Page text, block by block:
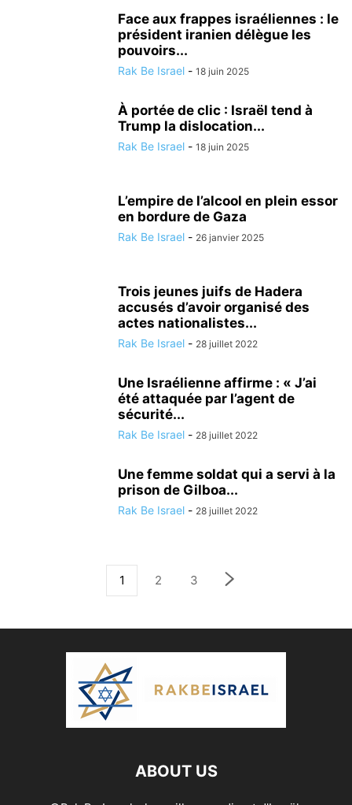
Face aux frappes israéliennes : le
président iranien délègue les
pouvoirs...
Rak Be Israel - 18 juin 2025
À portée de clic : Israël tend à
Trump la dislocation...
Rak Be Israel - 18 juin 2025
L’empire de l’alcool en plein essor
en bordure de Gaza
Rak Be Israel - 26 janvier 2025
Trois jeunes juifs de Hadera
accusés d’avoir organisé des
actes nationalistes...
Rak Be Israel - 28 juillet 2022
Une Israélienne affirme : « J’ai
été attaquée par l’agent de
sécurité...
Rak Be Israel - 28 juillet 2022
Une femme soldat qui a servi à la
prison de Gilboa...
Rak Be Israel - 28 juillet 2022
1 2 3
ABOUT US